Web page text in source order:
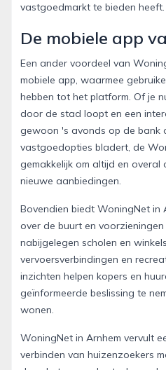
vastgoedmarkt te bieden heeft.
De mobiele app
Een ander voordeel van
mobiele app, waarmee
hebben tot het platform. Of je
door de stad loopt en een
gewoon 's avonds op de bank
vastgoedopties bladert, de
gemakkelijk om altijd en
nieuwe aanbiedingen.
Bovendien biedt WoningNet in
over de buurt en
nabijgelegen scholen en
vervoersverbindingen en
inzichten helpen kopers en
geïnformeerde beslissing te
wonen.
WoningNet in Arnhem vervult
verbinden van huizenzoekers